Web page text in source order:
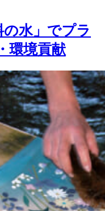
水」でプラ
環境貢献